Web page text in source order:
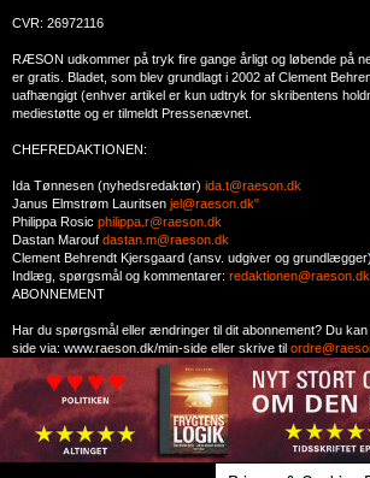
CVR: 26972116
RÆSON udkommer på tryk fire gange årligt og løbende på
er gratis. Bladet, som blev grundlagt i 2002 af Clement
uafhængigt (enhver artikel er kun udtryk for skribentens
mediestøtte og er tilmeldt Pressenævnet.
CHEFREDAKTIONEN:
Ida Tønnesen (nyhedsredaktør) ida.t@raeson.dk
Janus Elmstrøm Lauritsen jel@raeson.dk"
Philippa Rosic philippa.r@raeson.dk
Dastan Marouf dastan.m@raeson.dk
Clement Behrendt Kjersgaard (ansv. udgiver og grundlægger)
Indlæg, spørgsmål og kommentarer: redaktionen@raeson.dk
ABONNEMENT
Har du spørgsmål eller ændringer til dit abonnement? Du
side via: www.raeson.dk/min-side eller skrive til